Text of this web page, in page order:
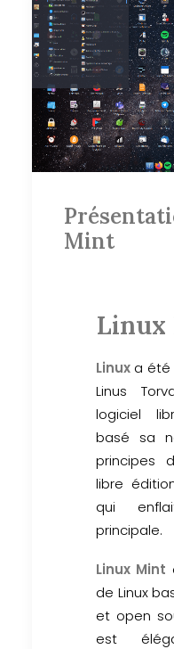
Mint
Linux a été
Linus
logiciel
basé sa
principes
libre
qui
principale.
Linux Mint
de Linux
et open
est